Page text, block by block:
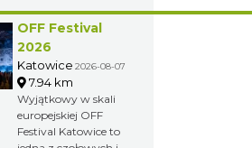
OFF Festival
2026
Katowice 2026-08-07
7.94 km
Wyjątkowy w skali
europejskiej OFF
Festival Katowice to